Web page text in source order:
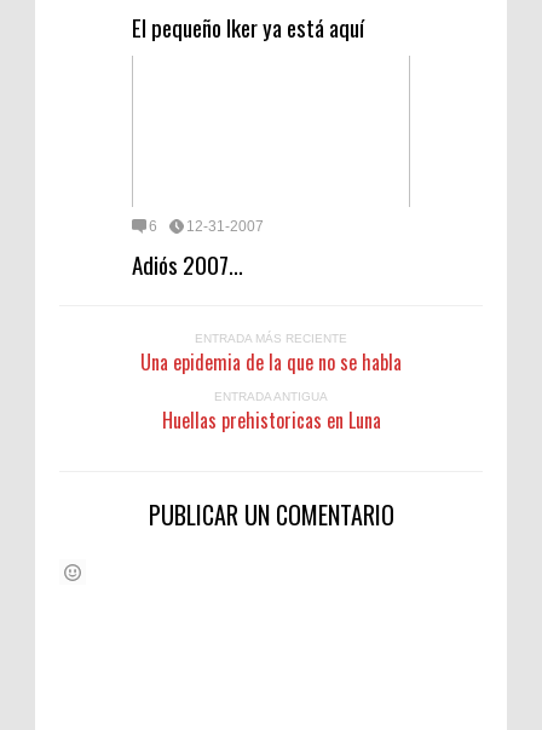
El pequeño Iker ya está aquí
6 12-31-2007
Adiós 2007...
ENTRADA MÁS RECIENTE
Una epidemia de la que no se habla
ENTRADA ANTIGUA
Huellas prehistoricas en Luna
PUBLICAR UN COMENTARIO